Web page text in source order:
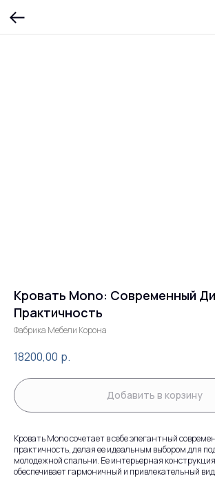
Кровать Mono: Современный
Практичность
Фабрика Мебели Корона
18200,00 р.
Добавить в корзину
Кровать Mono сочетает в себе элегантный
практичность, делая ее идеальным выбором для
молодежной спальни. Ее интерьерная
обеспечивает гармоничный и привлекательный